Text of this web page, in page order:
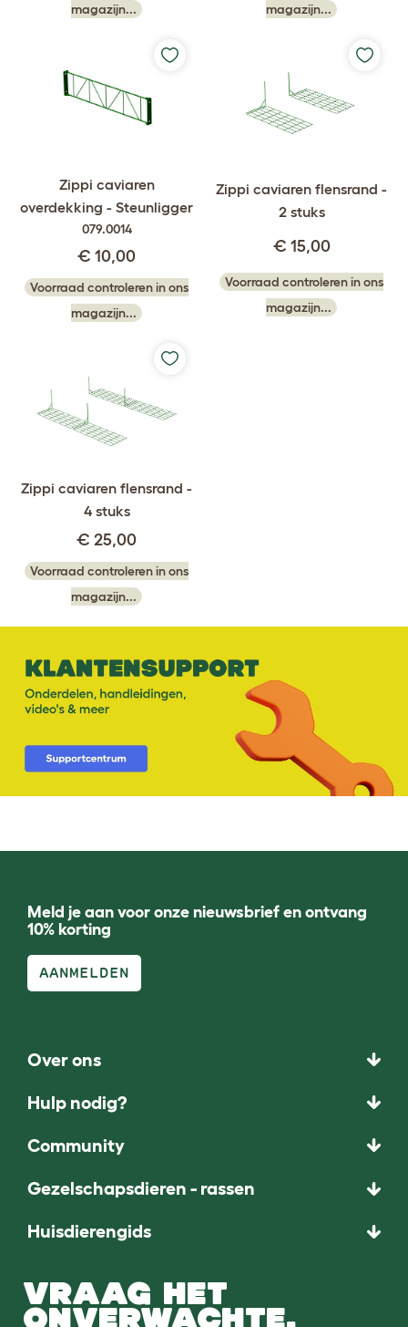
magazijn...
magazijn...
Zippi caviaren
overdekking - Steunligger
079.0014
€ 10,00
Voorraad controleren in ons
magazijn...
Zippi caviaren flensrand -
2 stuks
€ 15,00
Voorraad controleren in ons
magazijn...
Zippi caviaren flensrand -
4 stuks
€ 25,00
Voorraad controleren in ons
magazijn...
Meld je aan voor onze nieuwsbrief en ontvang
10% korting
AANMELDEN
Over ons
Hulp nodig?
Community
Gezelschapsdieren - rassen
Huisdierengids
VRAAG HET
ONVERWACHTE.